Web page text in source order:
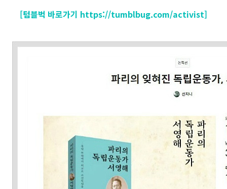
[텀블벅 바로가기 https://tumblbug.com/activist]